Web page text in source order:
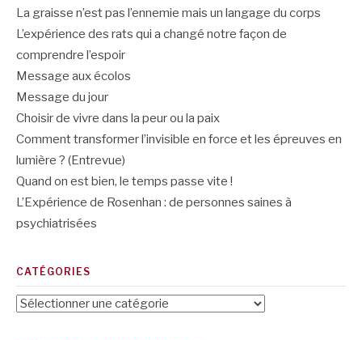
La graisse n’est pas l’ennemie mais un langage du corps
L’expérience des rats qui a changé notre façon de
comprendre l’espoir
Message aux écolos
Message du jour
Choisir de vivre dans la peur ou la paix
Comment transformer l’invisible en force et les épreuves en
lumière ? (Entrevue)
Quand on est bien, le temps passe vite !
L’Expérience de Rosenhan : de personnes saines à
psychiatrisées
CATÉGORIES
Catégories